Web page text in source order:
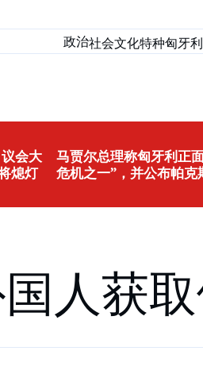
政治社会文化特种匈牙利
会大
熄灯
马贾尔总理称匈牙利正
危机之一”，并公布帕
人获